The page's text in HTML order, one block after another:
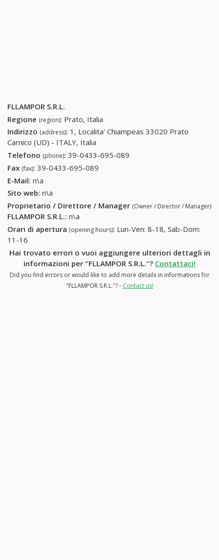
FLLAMPOR S.R.L.
Regione (region): Prato, Italia
Indirizzo (address): 1, Localita' Chiampeas 33020 Prato
Carnico (UD) - ITALY, Italia
Telefono (phone): 39-0433-695-089
Fax (fax): 39-0433-695-089
E-Mail: n\a
Sito web: n\a
Proprietario / Direttore / Manager (Owner / Director / Manager)
FLLAMPOR S.R.L.: n\a
Orari di apertura (opening hours): Lun-Ven: 8-18, Sab-Dom:
11-16
Hai trovato errori o vuoi aggiungere ulteriori dettagli in
informazioni per "FLLAMPOR S.R.L."? Contattaci!
Did you find errors or would like to add more details in informations for
"FLLAMPOR S.R.L."? - Contact us!